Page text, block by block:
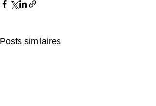
Posts similaires